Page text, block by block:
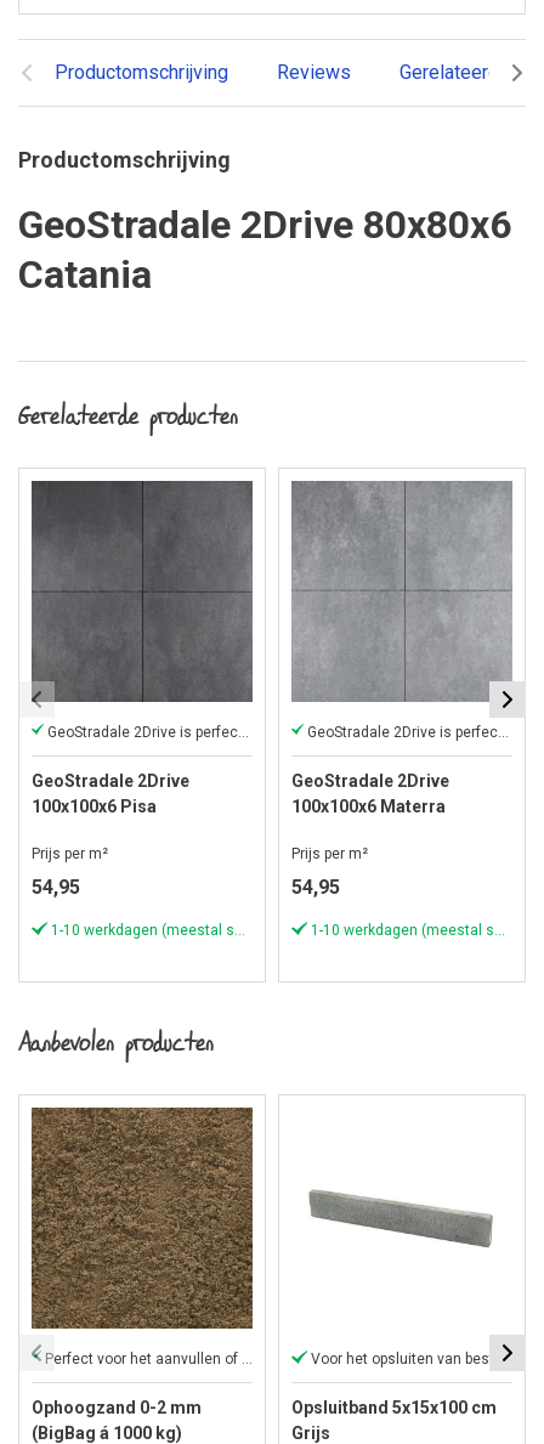
Productomschrijving Reviews Gerelateerde
Productomschrijving
GeoStradale 2Drive 80x80x6
Catania
Gerelateerde producten
GeoStradale 2Drive is perfect voor opritten
GeoStradale 2Drive
100x100x6 Pisa
Prijs per m²
54,95
GeoStradale 2Drive is perfect voor opritten
GeoStradale 2Drive
100x100x6 Materra
Prijs per m²
54,95
Aanbevolen producten
Perfect voor het aanvullen of ophogen van elk oppervlak
Ophoogzand 0-2 mm
(BigBag á 1000 kg)
Voor het opsluiten van bestrating
Opsluitband 5x15x100 cm
Grijs